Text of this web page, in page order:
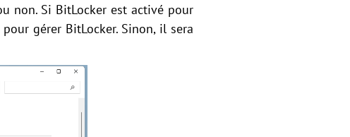
non. Si BitLocker est activé pour
gérer BitLocker. Sinon, il sera